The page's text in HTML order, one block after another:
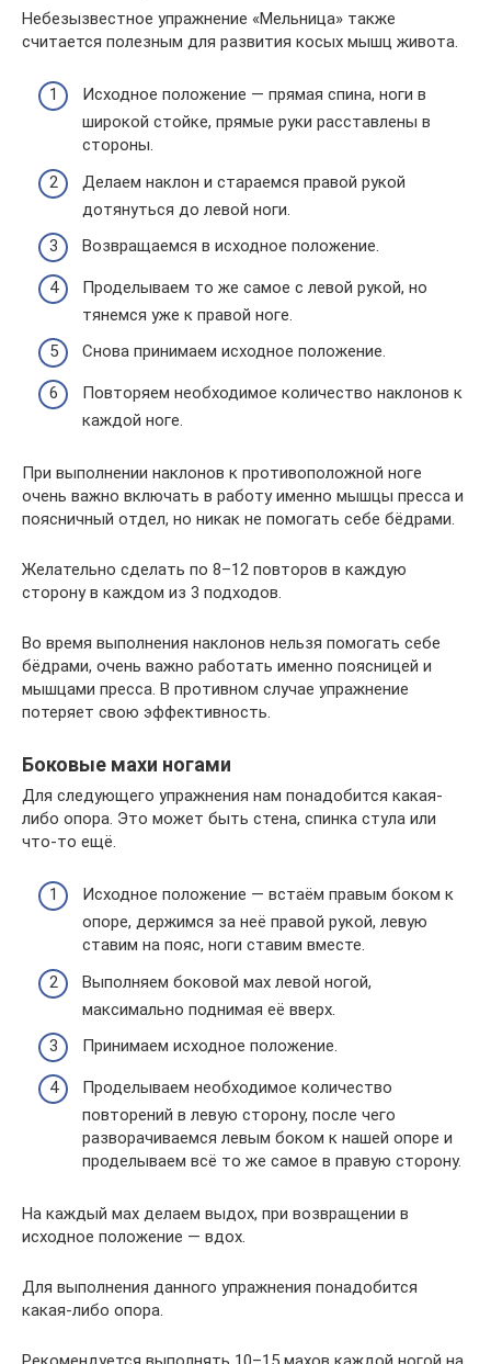
Небезызвестное упражнение «Мельница» также
считается полезным для развития косых мышц живота.
Исходное положение — прямая спина, ноги в
широкой стойке, прямые руки расставлены в
стороны.
Делаем наклон и стараемся правой рукой
дотянуться до левой ноги.
Возвращаемся в исходное положение.
Проделываем то же самое с левой рукой, но
тянемся уже к правой ноге.
Снова принимаем исходное положение.
Повторяем необходимое количество наклонов к
каждой ноге.
При выполнении наклонов к противоположной ноге
очень важно включать в работу именно мышцы пресса и
поясничный отдел, но никак не помогать себе бёдрами.
Желательно сделать по 8–12 повторов в каждую
сторону в каждом из 3 подходов.
Во время выполнения наклонов нельзя помогать себе
бёдрами, очень важно работать именно поясницей и
мышцами пресса. В противном случае упражнение
потеряет свою эффективность.
Боковые махи ногами
Для следующего упражнения нам понадобится какая-
либо опора. Это может быть стена, спинка стула или
что-то ещё.
Исходное положение — встаём правым боком к
опоре, держимся за неё правой рукой, левую
ставим на пояс, ноги ставим вместе.
Выполняем боковой мах левой ногой,
максимально поднимая её вверх.
Принимаем исходное положение.
Проделываем необходимое количество
повторений в левую сторону, после чего
разворачиваемся левым боком к нашей опоре и
проделываем всё то же самое в правую сторону.
На каждый мах делаем выдох, при возвращении в
исходное положение — вдох.
Для выполнения данного упражнения понадобится
какая-либо опора.